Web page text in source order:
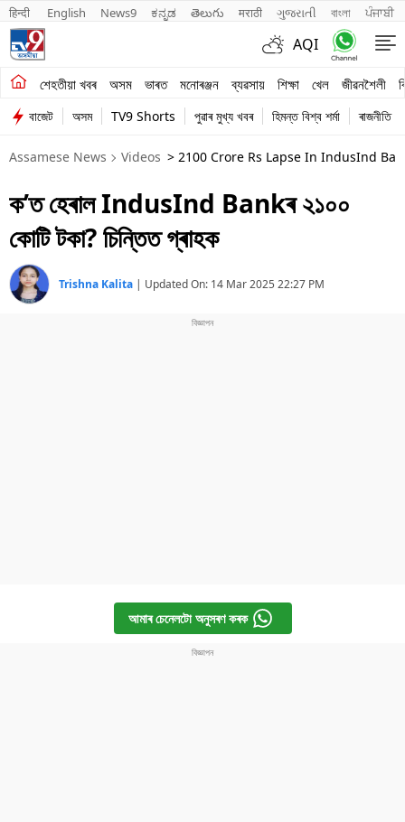
हिन्दी English News9 ಕನ್ನಡ తెలుగు मराठी ગુજરાતી বাংলা ਪੰਜਾਬੀ
AQI
শেহতীয়া খবৰ অসম ভাৰত মনোৰঞ্জন ব্যৱসায় শিক্ষা খেল জীৱনশৈলী
শেহতীয়া খবৰ
অসম
ভাৰত
মনোৰঞ্জন
ব্যৱসায়
শিক্ষা
বাজেট অসম TV9 Shorts পুৱাৰ মুখ্য খবৰ হিমন্ত বিশ্ব শৰ্মা ৰাজনীতি
Assamese News Videos > 2100 Crore Rs Lapse In IndusInd
ক’ত হেৰাল IndusInd Bankৰ ২১০০
কোটি টকা? চিন্তিত গ্ৰাহক
Trishna Kalita | Updated On: 14 Mar 2025 22:27 PM
আমাৰ চেনেলটো অনুসৰণ কৰক